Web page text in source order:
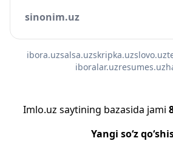
sinonim.uz
ibora.uzsalsa.uzskripka.uzslovo.uz
iboralar.uzresumes.uz
Imlo.uz saytining bazasida jami
Yangi so‘z